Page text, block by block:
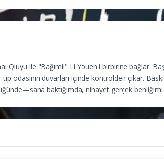
ile "Bağımlı" Li Youen'i birbirine bağlar.
odasının duvarları içinde kontrolden çıkar.
baktığımda, nihayet gerçek